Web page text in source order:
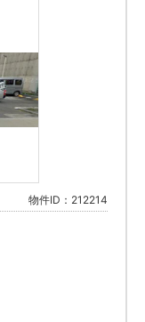
物件ID：212214